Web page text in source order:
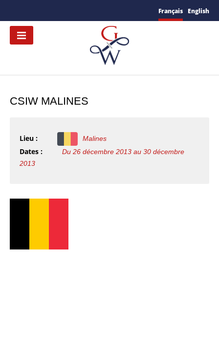
Français English
CSIW MALINES
Lieu : Malines
Dates :
Du 26 décembre 2013 au 30 décembre
2013